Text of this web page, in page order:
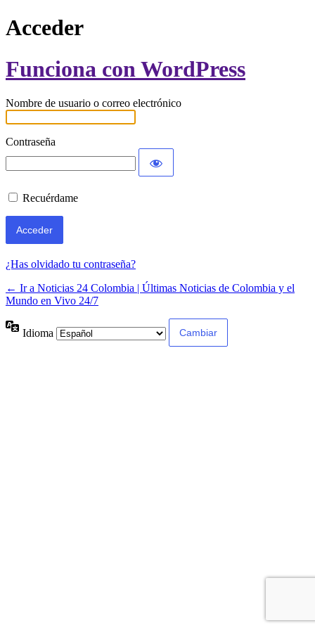
Acceder
Funciona con WordPress
Nombre de usuario o correo electrónico
Contraseña
Recuérdame
¿Has olvidado tu contraseña?
← Ir a Noticias 24 Colombia | Últimas Noticias de Colombia y el
Mundo en Vivo 24/7
Idioma